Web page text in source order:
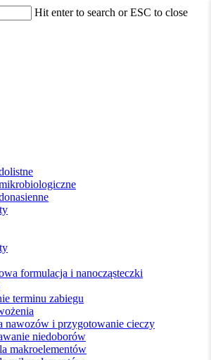
Hit enter to search or ESC to close
formulacja i nanocząsteczki
terminu zabiegu
nawozów i przygotowanie cieczy
niedoborów
makroelementów